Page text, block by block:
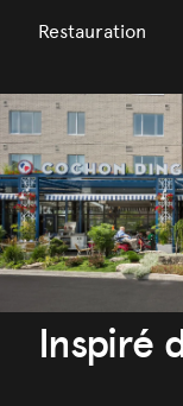
Restauration
Inspiré